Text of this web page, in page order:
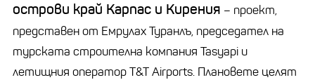
острови край Карпас и Кирения – проект,
представен от Емрулах Туранлъ, председател на
турската строителна компания Tasyapi и
летищния оператор T&T Airports. Плановете целят